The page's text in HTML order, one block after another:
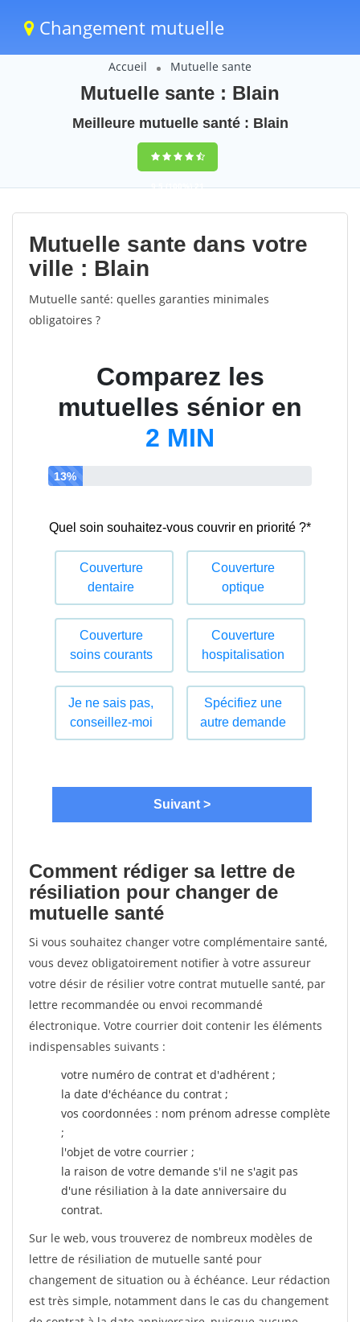
Changement mutuelle
Accueil Mutuelle sante
Mutuelle sante : Blain
Meilleure mutuelle santé : Blain
9,5(100%)21
votes
Mutuelle sante dans votre
ville : Blain
Mutuelle santé: quelles garanties minimales
obligatoires ?
Comment rédiger sa lettre de
résiliation pour changer de
mutuelle santé
Si vous souhaitez changer votre complémentaire santé,
vous devez obligatoirement notifier à votre assureur
votre désir de résilier votre contrat mutuelle santé, par
lettre recommandée ou envoi recommandé
électronique. Votre courrier doit contenir les éléments
indispensables suivants :
votre numéro de contrat et d'adhérent ;
la date d'échéance du contrat ;
vos coordonnées : nom prénom adresse complète
;
l'objet de votre courrier ;
la raison de votre demande s'il ne s'agit pas
d'une résiliation à la date anniversaire du
contrat.
Sur le web, vous trouverez de nombreux modèles de
lettre de résiliation de mutuelle santé pour
changement de situation ou à échéance. Leur rédaction
est très simple, notamment dans le cas du changement